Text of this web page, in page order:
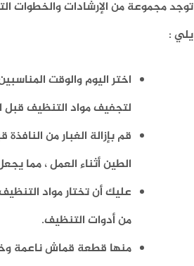
توجد مجموعة من الإرشادات والخطوات
يلي :
اختر اليوم والوقت
لتجفيف مواد التنظيف قبل
قم بإزالة الغبار من
الطين أثناء العمل ، مما
عليك أن تختار مواد
من أدوات التنظيف.
منها قطعة قماش ناعمة